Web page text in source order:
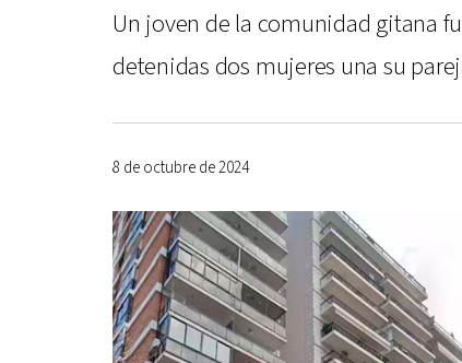
Un joven de la comunidad gitana
detenidas dos mujeres una su
8 de octubre de 2024